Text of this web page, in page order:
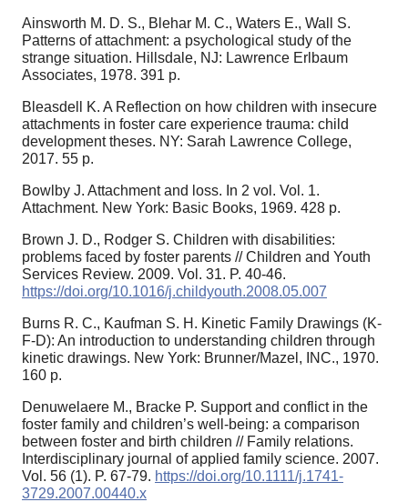
Ainsworth M. D. S., Blehar M. C., Waters E., Wall S.
Patterns of attachment: a psychological study of the
strange situation. Hillsdale, NJ: Lawrence Erlbaum
Associates, 1978. 391 p.
Bleasdell K. A Reflection on how children with insecure
attachments in foster care experience trauma: child
development theses. NY: Sarah Lawrence College,
2017. 55 p.
Bowlby J. Attachment and loss. In 2 vol. Vol. 1.
Attachment. New York: Basic Books, 1969. 428 p.
Brown J. D., Rodger S. Children with disabilities:
problems faced by foster parents // Children and Youth
Services Review. 2009. Vol. 31. P. 40-46.
https://doi.org/10.1016/j.childyouth.2008.05.007
Burns R. C., Kaufman S. H. Kinetic Family Drawings (K-
F-D): An introduction to understanding children through
kinetic drawings. New York: Brunner/Mazel, INC., 1970.
160 p.
Denuwelaere M., Bracke P. Support and conflict in the
foster family and children’s well-being: a comparison
between foster and birth children // Family relations.
Interdisciplinary journal of applied family science. 2007.
Vol. 56 (1). P. 67-79. https://doi.org/10.1111/j.1741-
3729.2007.00440.x